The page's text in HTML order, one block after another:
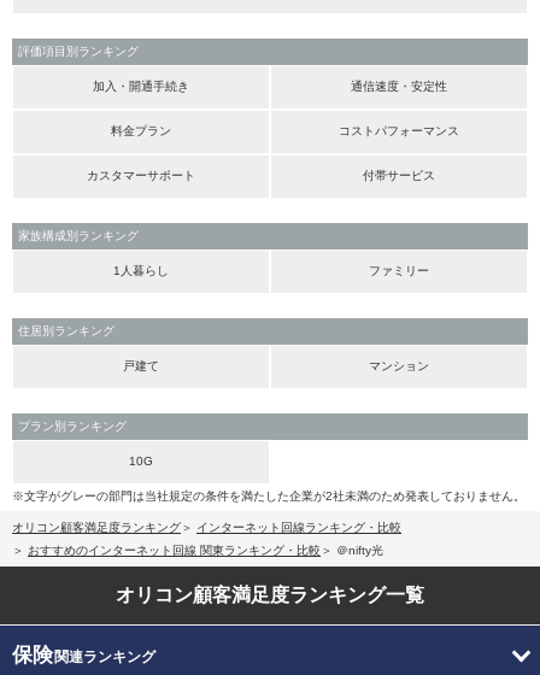
評価項目別ランキング
加入・開通手続き 通信速度・安定性
料金プラン コストパフォーマンス
カスタマーサポート 付帯サービス
家族構成別ランキング
1人暮らし ファミリー
住居別ランキング
戸建て マンション
プラン別ランキング
10G
※文字がグレーの部門は当社規定の条件を満たした企業が2社未満のため発表しておりません。
オリコン顧客満足度ランキング
インターネット回線ランキング・比較
おすすめのインターネット回線 関東ランキング・比較
＠nifty光
オリコン顧客満足度ランキング一覧
保険関連ランキング